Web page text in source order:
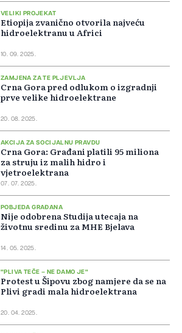
VELIKI PROJEKAT
Etiopija zvanično otvorila najveću
hidroelektranu u Africi
10. 09. 2025.
ZAMJENA ZA TE PLJEVLJA
Crna Gora pred odlukom o izgradnji
prve velike hidroelektrane
20. 08. 2025.
AKCIJA ZA SOCIJALNU PRAVDU
Crna Gora: Građani platili 95 miliona
za struju iz malih hidro i
vjetroelektrana
07. 07. 2025.
POBJEDA GRAĐANA
Nije odobrena Studija utecaja na
životnu sredinu za MHE Bjelava
14. 05. 2025.
"PLIVA TEČE – NE DAMO JE"
Protest u Šipovu zbog namjere da se na
Plivi gradi mala hidroelektrana
20. 04. 2025.